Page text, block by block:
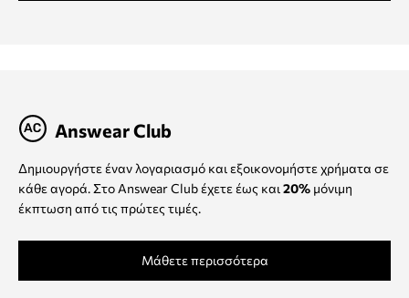
Answear Club
Δημιουργήστε έναν λογαριασμό και εξοικονομήστε χρήματα σε
κάθε αγορά. Στο Answear Club έχετε έως και 20% μόνιμη
έκπτωση από τις πρώτες τιμές.
Μάθετε περισσότερα